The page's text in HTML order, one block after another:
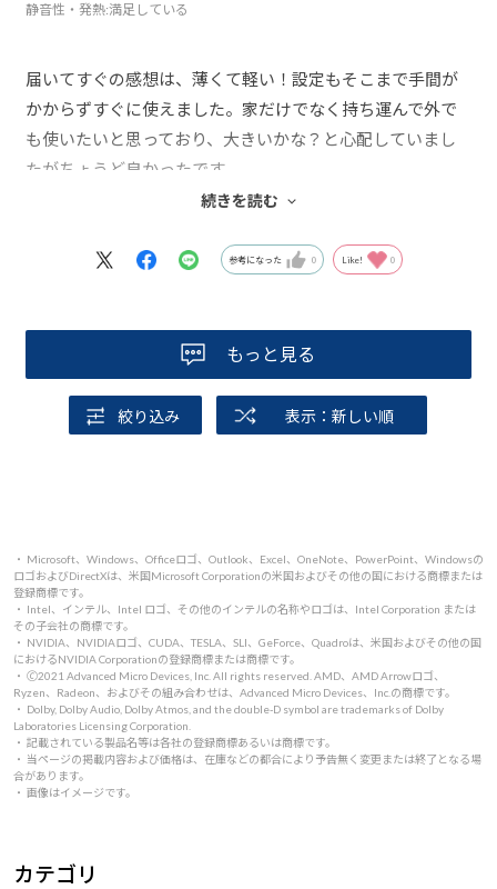
静音性・発熱:満足している
届いてすぐの感想は、薄くて軽い！設定もそこまで手間が
かからずすぐに使えました。家だけでなく持ち運んで外で
も使いたいと思っており、大きいかな？と心配していまし
たがちょうど良かったです。
むしろこれより小さかったら見にくかったと思います。キ
続きを読む
参考になった 0 Like! 0
もっと見る
絞り込み 表示：新しい順
・ Microsoft、Windows、Officeロゴ、Outlook、Excel、OneNote、PowerPoint、Windowsの
ロゴおよびDirectXは、米国Microsoft Corporationの米国およびその他の国における商標または
登録商標です。
・ Intel、インテル、Intel ロゴ、その他のインテルの名称やロゴは、Intel Corporation または
その子会社の商標です。
・ NVIDIA、NVIDIAロゴ、CUDA、TESLA、SLI、GeForce、Quadroは、米国およびその他の国
におけるNVIDIA Corporationの登録商標または商標です。
・ 🄫2021 Advanced Micro Devices, Inc. All rights reserved. AMD、AMD Arrowロゴ、
Ryzen、Radeon、およびその組み合わせは、Advanced Micro Devices、Inc.の商標です。
・ Dolby, Dolby Audio, Dolby Atmos, and the double-D symbol are trademarks of Dolby
Laboratories Licensing Corporation.
・ 記載されている製品名等は各社の登録商標あるいは商標です。
・ 当ページの掲載内容および価格は、在庫などの都合により予告無く変更または終了となる場
合があります。
・ 画像はイメージです。
カテゴリ